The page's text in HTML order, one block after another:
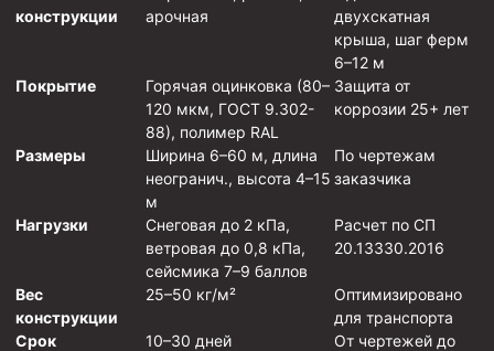
Скреперы механические
Удочки ловильные
Шламометаллоуловитель ШМУ
Обурочный комплекс ОК
Фрезеры торцевые с фрезерующей воронкой и с
заводным зубом
Магнитные ловители
Фрезеры арбузообразные
конструкции
арочная
двухскатная
крыша, шаг ферм
6–12 м
Покрытие
Горячая оцинковка (80–
120 мкм, ГОСТ 9.302-
88), полимер RAL
Защита от
коррозии 25+ лет
Размеры
Ширина 6–60 м, длина
неогранич., высота 4–15
м
По чертежам
заказчика
Нагрузки
Снеговая до 2 кПа,
ветровая до 0,8 кПа,
сейсмика 7–9 баллов
Расчет по СП
20.13330.2016
Вес
конструкции
25–50 кг/м²
Оптимизировано
для транспорта
Срок
10–30 дней
От чертежей до